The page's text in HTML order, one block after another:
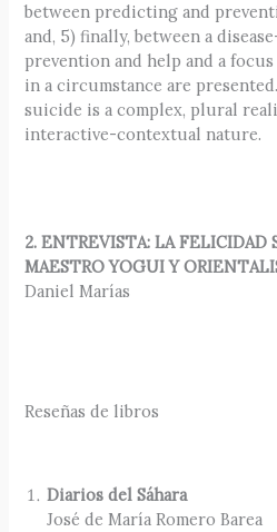
between predicting and
and, 5) finally, between a
prevention and help and a focus
in a circumstance are
suicide is a complex, plural
interactive-contextual nature.
2. ENTREVISTA: LA FELICIDAD
MAESTRO YOGUI Y
Daniel Marías
Reseñas de libros
Diarios del Sáhara
José de María Romero Barea